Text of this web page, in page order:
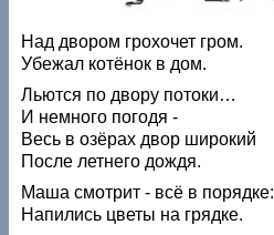
Над двором грохочет гром.
Убежал котёнок в дом.
Льются по двору потоки…
И немного погодя -
Весь в озёрах двор широкий
После летнего дождя.
Маша смотрит - всё в порядке:
Напились цветы на грядке.